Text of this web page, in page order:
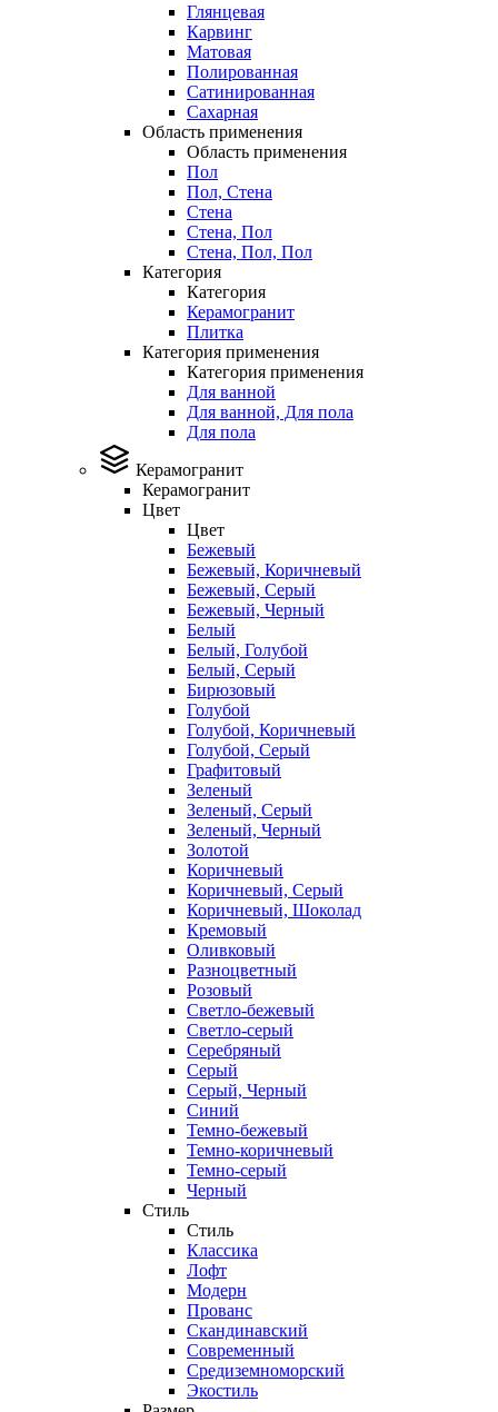
Глянцевая
Карвинг
Матовая
Полированная
Сатинированная
Сахарная
Область применения
Область применения
Пол
Пол, Стена
Стена
Стена, Пол
Стена, Пол, Пол
Категория
Категория
Керамогранит
Плитка
Категория применения
Категория применения
Для ванной
Для ванной, Для пола
Для пола
Керамогранит
Керамогранит
Цвет
Цвет
Бежевый
Бежевый, Коричневый
Бежевый, Серый
Бежевый, Черный
Белый
Белый, Голубой
Белый, Серый
Бирюзовый
Голубой
Голубой, Коричневый
Голубой, Серый
Графитовый
Зеленый
Зеленый, Серый
Зеленый, Черный
Золотой
Коричневый
Коричневый, Серый
Коричневый, Шоколад
Кремовый
Оливковый
Разноцветный
Розовый
Светло-бежевый
Светло-серый
Серебряный
Серый
Серый, Черный
Синий
Темно-бежевый
Темно-коричневый
Темно-серый
Черный
Стиль
Стиль
Классика
Лофт
Модерн
Прованс
Скандинавский
Современный
Средиземноморский
Экостиль